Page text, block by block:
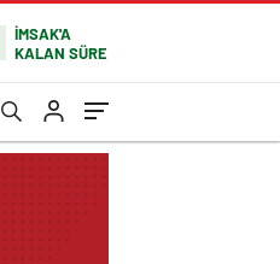
İMSAK'A
KALAN SÜRE